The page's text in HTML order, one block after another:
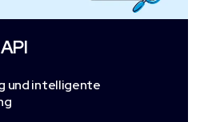
und intelligente